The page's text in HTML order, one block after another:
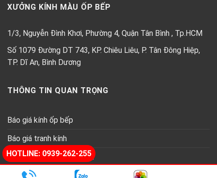
HOTLINE: 0939-262-255
XƯỞNG KÍNH MÀU ỐP BẾP
1/3, Nguyễn Đình Khơi, Phường 4, Quận Tân Bình , Tp.HCM
Số 1079 Đường DT 743, KP. Chiêu Liêu, P. Tân Đông Hiệp,
TP. Dĩ An, Bình Dương
THÔNG TIN QUAN TRỌNG
Báo giá kính ốp bếp
Báo giá tranh kính
Báo giá kính thủy trang trí